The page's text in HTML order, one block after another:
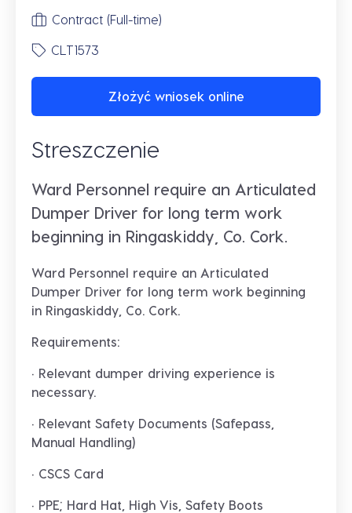
Contract (Full-time)
CLT1573
Złożyć wniosek online
Streszczenie
Ward Personnel require an Articulated
Dumper Driver for long term work
beginning in Ringaskiddy, Co. Cork.
Ward Personnel require an Articulated
Dumper Driver for long term work beginning
in Ringaskiddy, Co. Cork.
Requirements:
· Relevant dumper driving experience is
necessary.
· Relevant Safety Documents (Safepass,
Manual Handling)
· CSCS Card
· PPE; Hard Hat, High Vis, Safety Boots